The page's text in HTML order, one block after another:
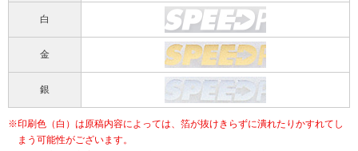
白
金
銀
印刷色（白）は原稿内容によっては、箔が抜けきらずに潰れたりかすれてし
まう可能性がございます。